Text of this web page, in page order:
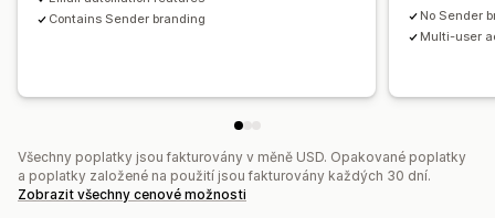
Seznam pro shromažďování souhlasu s doručováním SMS
Segmentace Označování štítky Sledování Vykazování
Analytika
Rozhraní API a webhooky
Contains Sender branding
No Sender
Multi-user
Všechny poplatky jsou fakturovány v měně USD. Opakované poplatky
a poplatky založené na použití jsou fakturovány každých 30 dní.
Zobrazit všechny cenové možnosti